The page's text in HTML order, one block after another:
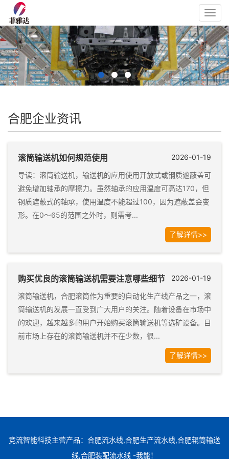
合肥企业资讯
滚筒输送机如何规范使用 2026-01-19
导读：滚筒输送机，输送机的应用使用开放式或钢质遮蔽盖可
避免增加轴承的摩擦力。虽然轴承的应用温度可高达170，但
钢质遮蔽式的轴承，使用温度不能超过100，因为遮蔽盖会变
形。在0～65的范围之外时，则需考...
了解详情>>
购买优良的滚筒输送机需要注意哪些细节 2026-01-19
滚筒输送机，合肥滚筒作为重要的自动化生产线产品之一，滚
筒输送机的发展一直受到广大用户的关注。随着设备在市场中
的欢迎，越来越多的用户开始购买滚筒输送机等选矿设备。目
前市场上存在的滚筒输送机并不在少数，很...
了解详情>>
竞流智能科技主营产品：合肥流水线,合肥生产流水线,合肥辊筒输送
线,合肥装配流水线 -我能！